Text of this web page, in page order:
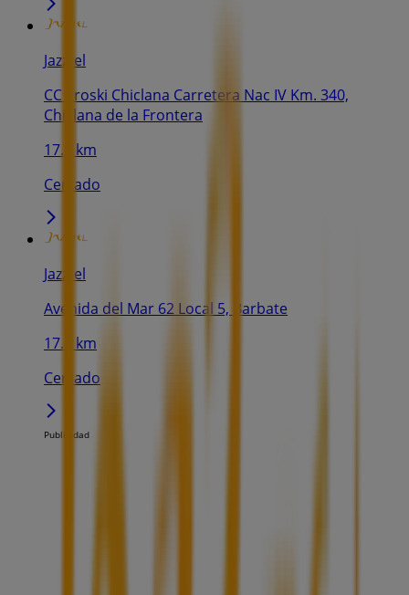
Jazztel
CC Eroski Chiclana Carretera Nac IV Km. 340,
Chiclana de la Frontera
17.7 km
Cerrado
Jazztel
Avenida del Mar 62 Local 5, Barbate
17.8 km
Cerrado
Publicidad